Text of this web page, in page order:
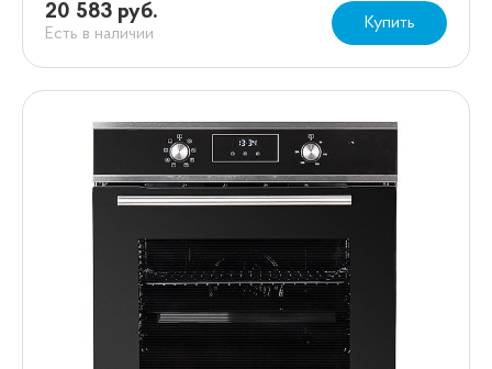
20 583 руб.
Есть в наличии
Купить